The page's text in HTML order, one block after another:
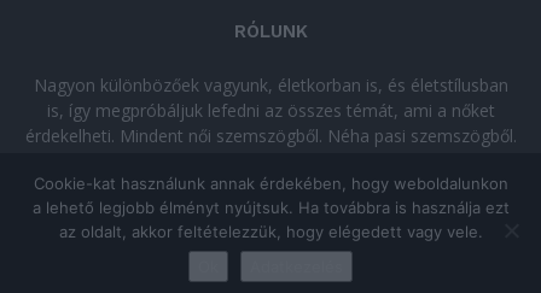
RÓLUNK
Nagyon különbözőek vagyunk, életkorban is, és életstílusban
is, így megpróbáljuk lefedni az összes témát, ami a nőket
érdekelheti. Mindent női szemszögből. Néha pasi szemszögből.
kikapcsolódásra vágysz!
© Copyright 2026 - mymirror.huADATKEZELÉSI TÁJÉKOZTATÓ
Impresszum
Cookie-kat használunk annak érdekében, hogy weboldalunkon
a lehető legjobb élményt nyújtsuk. Ha továbbra is használja ezt
az oldalt, akkor feltételezzük, hogy elégedett vagy vele.